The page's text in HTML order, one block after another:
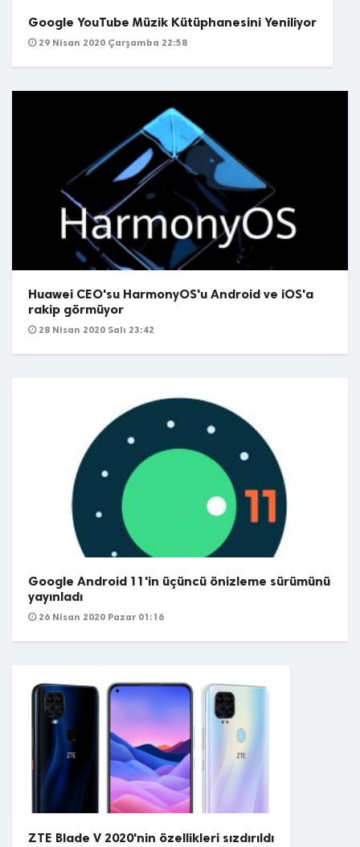
Google YouTube Müzik Kütüphanesini Yeniliyor
29 Nisan 2020 Çarşamba 22:58
Huawei CEO'su HarmonyOS'u Android ve iOS'a
rakip görmüyor
28 Nisan 2020 Salı 23:42
Google Android 11'in üçüncü önizleme sürümünü
yayınladı
26 Nisan 2020 Pazar 01:16
ZTE Blade V 2020'nin özellikleri sızdırıldı